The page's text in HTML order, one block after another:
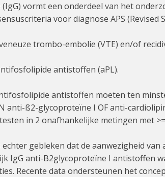
vormt een onderdeel van het
voor diagnose APS
trombo-embolie (VTE) en/of
antistoffen (aPL).
antistoffen moeten ten
anti-ß2-glycoproteïne I OF anti-
in 2 onafhankelijke metingen met
gebleken dat de aanwezigheid
IgG anti-B2glycoproteïne I antistoffen
Recente data ondersteunen het